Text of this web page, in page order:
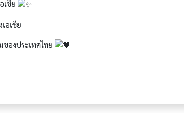
เชีย
อเชีย
องประเทศไทย